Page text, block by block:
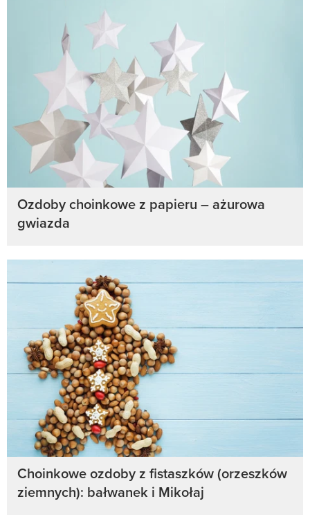
Ozdoby choinkowe z papieru – ażurowa
gwiazda
Choinkowe ozdoby z fistaszków (orzeszków
ziemnych): bałwanek i Mikołaj